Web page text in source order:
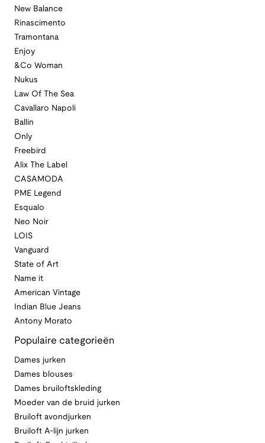
New Balance
Rinascimento
Tramontana
Enjoy
&Co Woman
Nukus
Law Of The Sea
Cavallaro Napoli
Ballin
Only
Freebird
Alix The Label
CASAMODA
PME Legend
Esqualo
Neo Noir
LOIS
Vanguard
State of Art
Name it
American Vintage
Indian Blue Jeans
Antony Morato
Populaire categorieën
Dames jurken
Dames blouses
Dames bruiloftskleding
Moeder van de bruid jurken
Bruiloft avondjurken
Bruiloft A-lijn jurken